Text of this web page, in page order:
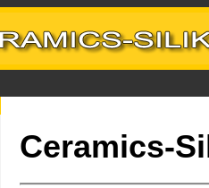
Ceramics-